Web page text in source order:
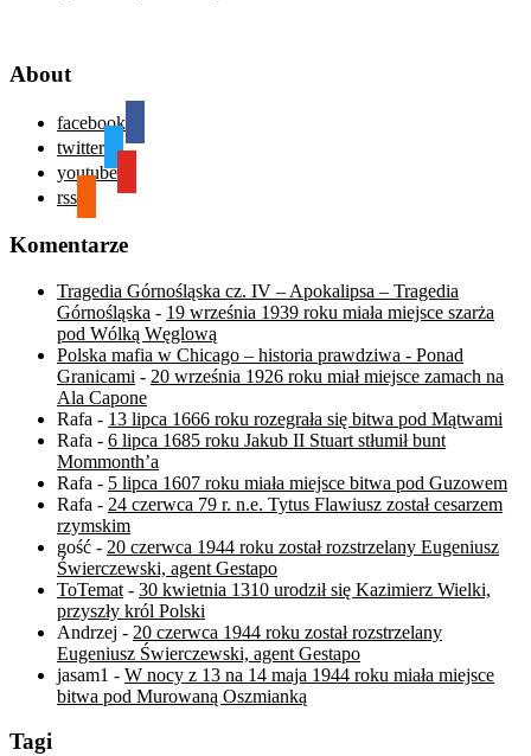
About
facebook
twitter
youtube
rss
Komentarze
Tragedia Górnośląska cz. IV – Apokalipsa – Tragedia
Górnośląska - 19 września 1939 roku miała miejsce szarża
pod Wólką Węglową
Polska mafia w Chicago – historia prawdziwa - Ponad
Granicami - 20 września 1926 roku miał miejsce zamach na
Ala Capone
Rafa - 13 lipca 1666 roku rozegrała się bitwa pod Mątwami
Rafa - 6 lipca 1685 roku Jakub II Stuart stłumił bunt
Mommonth’a
Rafa - 5 lipca 1607 roku miała miejsce bitwa pod Guzowem
Rafa - 24 czerwca 79 r. n.e. Tytus Flawiusz został cesarzem
rzymskim
gość - 20 czerwca 1944 roku został rozstrzelany Eugeniusz
Świerczewski, agent Gestapo
ToTemat - 30 kwietnia 1310 urodził się Kazimierz Wielki,
przyszły król Polski
Andrzej - 20 czerwca 1944 roku został rozstrzelany
Eugeniusz Świerczewski, agent Gestapo
jasam1 - W nocy z 13 na 14 maja 1944 roku miała miejsce
bitwa pod Murowaną Oszmianką
Tagi